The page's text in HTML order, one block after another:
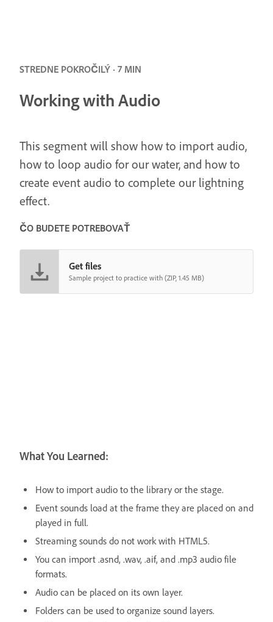
STREDNE POKROČILÝ · 7 MIN
Working with Audio
This segment will show how to import audio,
how to loop audio for our water, and how to
create event audio to complete our lightning
effect.
ČO BUDETE POTREBOVAŤ
Get files
Sample project to practice with (ZIP, 1.45 MB)
What You Learned:
How to import audio to the library or the stage.
Event sounds load at the frame they are placed on and
played in full.
Streaming sounds do not work with HTML5.
You can import .asnd, .wav, .aif, and .mp3 audio file
formats.
Audio can be placed on its own layer.
Folders can be used to organize sound layers.